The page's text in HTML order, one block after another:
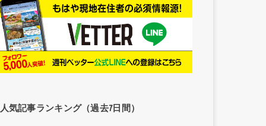
人気記事ランキング（過去7日間）